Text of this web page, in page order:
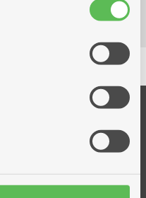
nodig. Sommige
partijen die een
gebruik van onze
combineren met andere